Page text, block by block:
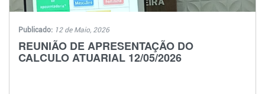
Publicado: 12 de Maio, 2026
REUNIÃO DE APRESENTAÇÃO DO
CALCULO ATUARIAL 12/05/2026